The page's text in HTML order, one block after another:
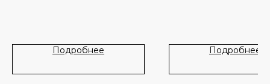
Подробнее Подробнее